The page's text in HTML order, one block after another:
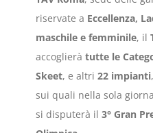
riservate a Eccellenza,
maschile e femminile, il
accoglieràtutte le
Skeet, e altri22 impianti
sui quali nella sola
si disputerà il3° Gran